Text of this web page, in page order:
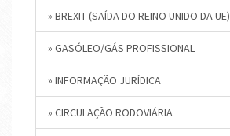
» BREXIT (SAÍDA DO REINO UNIDO DA UE)
» GASÓLEO/GÁS PROFISSIONAL
» INFORMAÇÃO JURÍDICA
» CIRCULAÇÃO RODOVIÁRIA